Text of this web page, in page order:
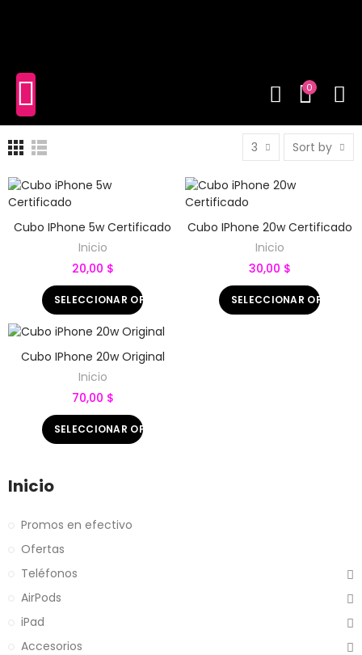
0
3 Sort by
Cubo IPhone 5w Certificado
Inicio
20,00 $
SELECCIONAR OPCIONES
Cubo IPhone 20w Certificado
Inicio
30,00 $
SELECCIONAR OPCIONES
Cubo IPhone 20w Original
Inicio
70,00 $
SELECCIONAR OPCIONES
Inicio
Promos en efectivo
Ofertas
Teléfonos
AirPods
iPad
Accesorios